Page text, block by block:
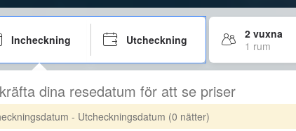
Incheckning Utcheckning
2 vuxna
1 rum
dina resedatum för att se priser
- Utcheckningsdatum (0 nätter)